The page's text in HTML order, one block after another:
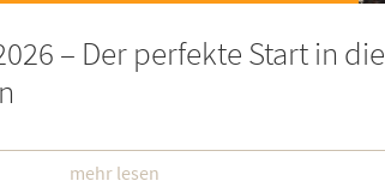
Ehren besonders engagierter
mehr lesen